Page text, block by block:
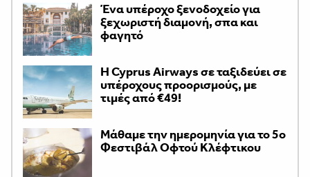
Ένα υπέροχο ξενοδοχείο για
ξεχωριστή διαμονή, σπα και
φαγητό
H Cyprus Airways σε ταξιδεύει σε
υπέροχους προορισμούς, με
τιμές από €49!
Μάθαμε την ημερομηνία για το 5ο
Φεστιβάλ Οφτού Κλέφτικου